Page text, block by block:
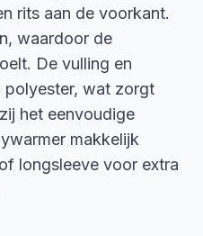
rits aan de voorkant.
waardoor de
De vulling en
polyester, wat zorgt
het eenvoudige
makkelijk
longsleeve voor extra